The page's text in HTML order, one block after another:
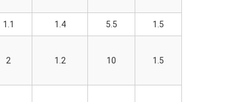
1.1 1.4 5.5 1.5
2 1.2 10 1.5